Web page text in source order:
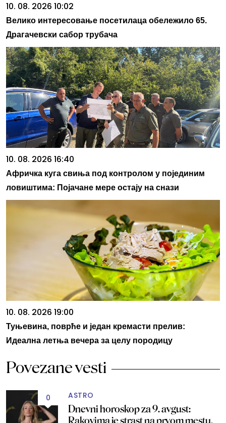
10. 08. 2026 10:02
Велико интересовање посетилаца обележило 65.
Драгачевски сабор трубача
10. 08. 2026 16:40
Афричка куга свиња под контролом у појединим
ловиштима: Појачане мере остају на снази
10. 08. 2026 19:00
Туњевина, поврће и један кремасти прелив:
Идеална летња вечера за целу породицу
Povezane vesti
0 ASTRO
Dnevni horoskop za 9. avgust:
Rakovima je strast na prvom mestu,